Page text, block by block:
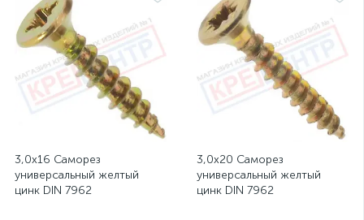
3,0х16 Саморез
универсальный желтый
цинк DIN 7962
3,0х20 Саморез
универсальный желтый
цинк DIN 7962